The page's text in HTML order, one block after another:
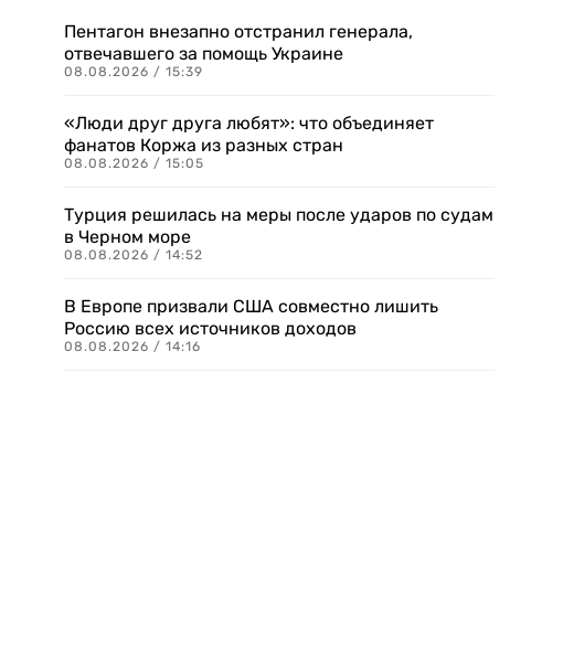
Пентагон внезапно отстранил генерала,
отвечавшего за помощь Украине
08.08.2026 / 15:39
«Люди друг друга любят»: что объединяет
фанатов Коржа из разных стран
08.08.2026 / 15:05
Турция решилась на меры после ударов по судам
в Черном море
08.08.2026 / 14:52
В Европе призвали США совместно лишить
Россию всех источников доходов
08.08.2026 / 14:16